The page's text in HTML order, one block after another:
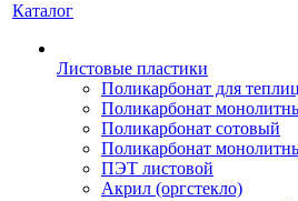
Каталог
Листовые пластики
Поликарбонат для теплиц
Поликарбонат
Поликарбонат сотовый
Поликарбонат
ПЭТ листовой
Акрил (оргстекло)